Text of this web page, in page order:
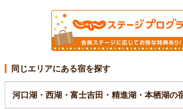
同じエリアにある宿を探す
河口湖・西湖・富士吉田・精進湖・本栖湖の